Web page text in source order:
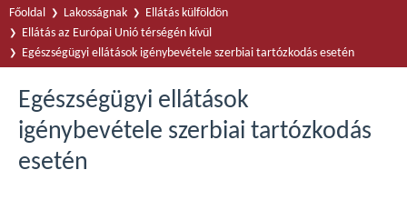
Főoldal Lakosságnak
Ellátás külföldön
Ellátás az Európai Unió térségén kívül
Egészségügyi ellátások igénybevétele szerbiai tartózkodás esetén
Egészségügyi ellátások
igénybevétele szerbiai tartózkodás
esetén